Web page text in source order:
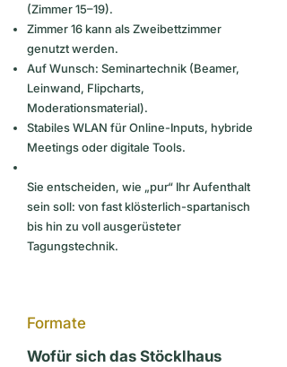
(Zimmer 15–19).
Zimmer 16 kann als Zweibettzimmer
genutzt werden.
Auf Wunsch: Seminartechnik (Beamer,
Leinwand, Flipcharts,
Moderationsmaterial).
Stabiles WLAN für Online-Inputs, hybride
Meetings oder digitale Tools.
Sie entscheiden, wie „pur“ Ihr Aufenthalt
sein soll: von fast klösterlich-spartanisch
bis hin zu voll ausgerüsteter
Tagungstechnik.
Formate
Wofür sich das Stöcklhaus